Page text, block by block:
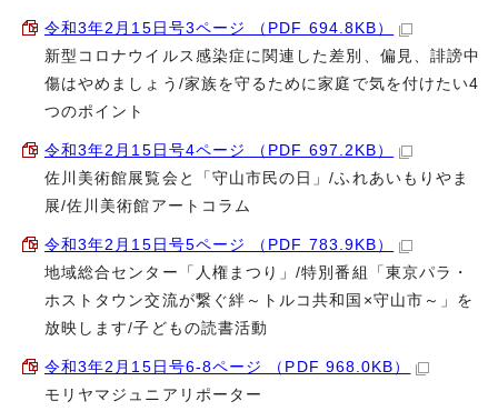
令和3年2月15日号3ページ （PDF 694.8KB）
新型コロナウイルス感染症に関連した差別、偏見、誹謗中
傷はやめましょう/家族を守るために家庭で気を付けたい4
つのポイント
令和3年2月15日号4ページ （PDF 697.2KB）
佐川美術館展覧会と「守山市民の日」/ふれあいもりやま
展/佐川美術館アートコラム
令和3年2月15日号5ページ （PDF 783.9KB）
地域総合センター「人権まつり」/特別番組「東京パラ・
ホストタウン交流が繋ぐ絆～トルコ共和国×守山市～」を
放映します/子どもの読書活動
令和3年2月15日号6-8ページ （PDF 968.0KB）
モリヤマジュニアリポーター